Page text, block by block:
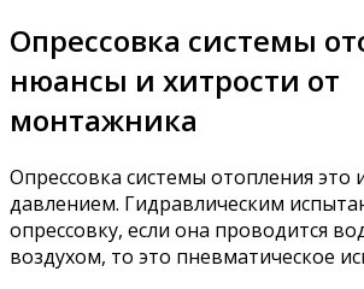
Опрессовка системы
нюансы и хитрости от
монтажника
Опрессовка системы отопления это
давлением. Гидравлическим
опрессовку, если она проводится
воздухом, то это пневматическое